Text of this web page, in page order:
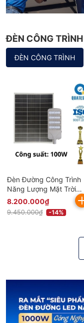
ĐÈN CÔNG
ĐÈN CÔNG TRÌNH
Đèn Đường Công Trình
Năng Lượng Mặt Trời
100W BCDT9.100
Nước Bền Bỉ
8.200.000₫
9.450.000₫ -14%